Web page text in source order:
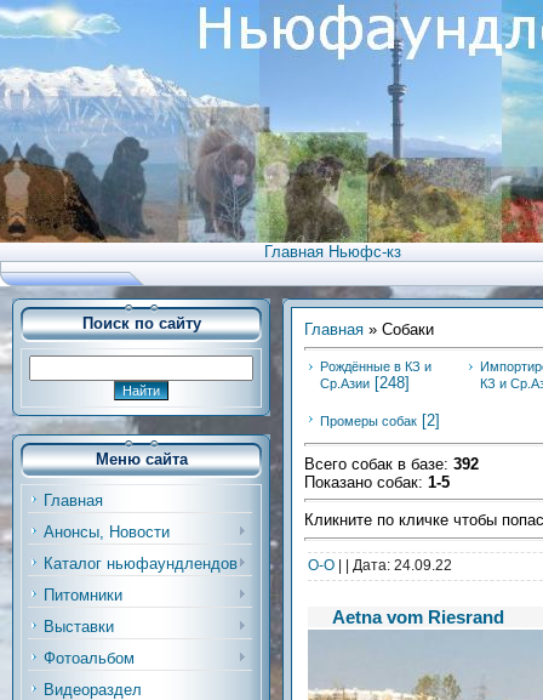
Главная Ньюфс-кз
Поиск по сайту
Меню сайта
Главная
Анонсы, Новости
Каталог ньюфаундлендов
Питомники
Выставки
Фотоальбом
Видеораздел
Главная » Собаки
Рождённые в КЗ и
Ср.Азии [248]
КЗ и
Промеры собак [2]
Всего собак в базе: 392
Показано собак: 1-5
Кликните по кличке чтобы
O-O | | Дата: 24.09.22
Aetna vom Riesrand